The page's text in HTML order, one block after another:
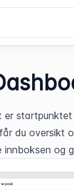
du oversikt
og